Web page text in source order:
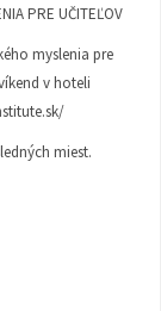
PRE UČITEĽOV
myslenia pre
v hoteli
miest.